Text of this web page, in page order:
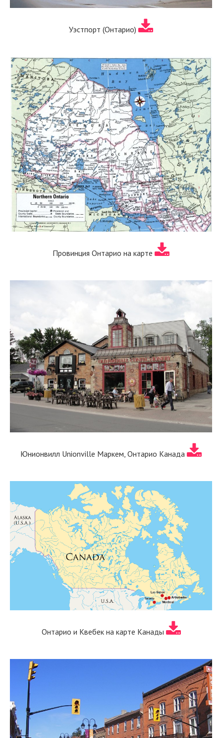
Уэстпорт (Онтарио)
Провинция Онтарио на карте
Юнионвилл Unionville Маркем, Онтарио Канада
Онтарио и Квебек на карте Канады